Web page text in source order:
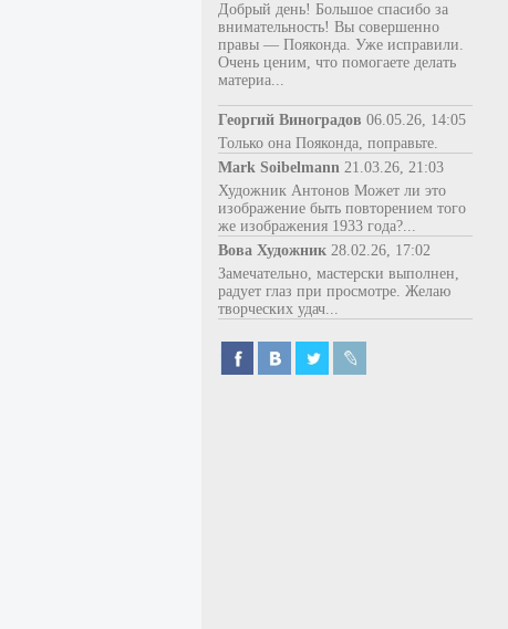
Добрый день! Большое спасибо за
внимательность! Вы совершенно
правы — Пояконда. Уже исправили.
Очень ценим, что помогаете делать
материа...
Георгий Виноградов 06.05.26, 14:05
Только она Пояконда, поправьте.
Mark Soibelmann 21.03.26, 21:03
Художник Антонов Может ли это
изображение быть повторением того
же изображения 1933 года?...
Вова Художник 28.02.26, 17:02
Замечательно, мастерски выполнен,
радует глаз при просмотре. Желаю
творческих удач...